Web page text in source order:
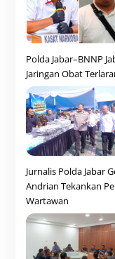
Polda Jabar–BNNP
Jaringan Obat
Jurnalis Polda Jabar
Andrian Tekankan
Wartawan